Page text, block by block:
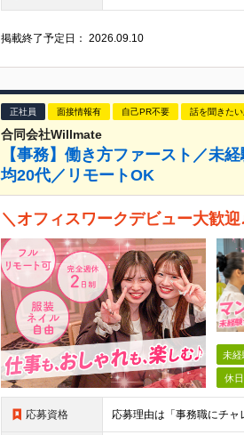
掲載終了予定日：2026.09.10
正社員 面接情報有 自己PR不要 話を聞きた
合同会社Willmate
【事務】働き方ファースト／未
均20代／リモートOK
＼オフィスワークデビュー大歓
未経
休
応募資格